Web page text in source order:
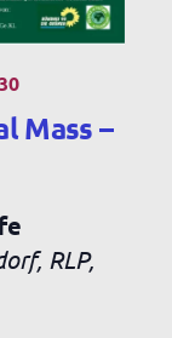
Mass –
RLP,